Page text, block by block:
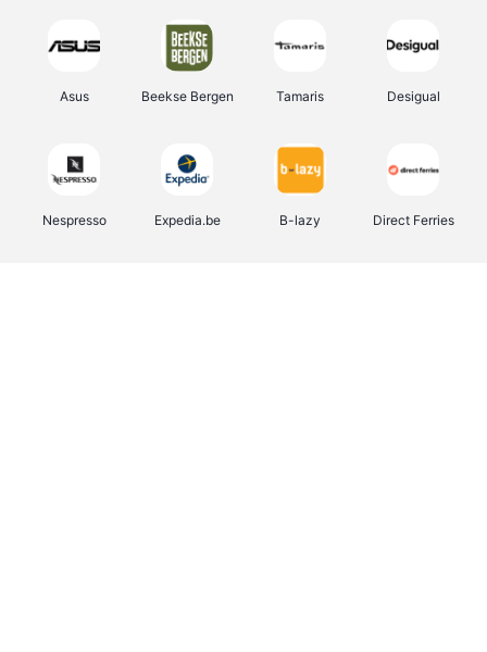
Asus Beekse Bergen Tamaris Desigual
Nespresso Expedia.be B-lazy Direct Ferries